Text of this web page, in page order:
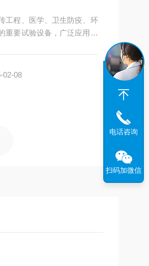
工程、医学、卫生防疫、环
重要试验设备，广泛应用于
02-08
电话咨询
扫码加微信